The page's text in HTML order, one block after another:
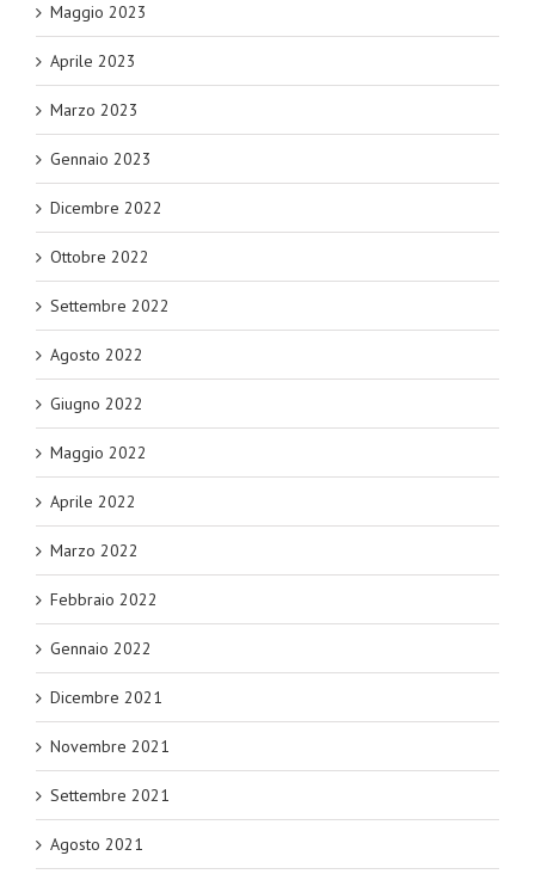
Maggio 2023
Aprile 2023
Marzo 2023
Gennaio 2023
Dicembre 2022
Ottobre 2022
Settembre 2022
Agosto 2022
Giugno 2022
Maggio 2022
Aprile 2022
Marzo 2022
Febbraio 2022
Gennaio 2022
Dicembre 2021
Novembre 2021
Settembre 2021
Agosto 2021